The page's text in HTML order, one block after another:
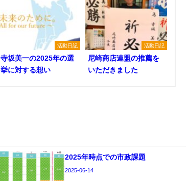
活動日記
寺坂美一の2025年の選
挙に対する想い
活動日記
尼崎商店連盟の推薦を
いただきました
2025年時点での市政課題
2025-06-14